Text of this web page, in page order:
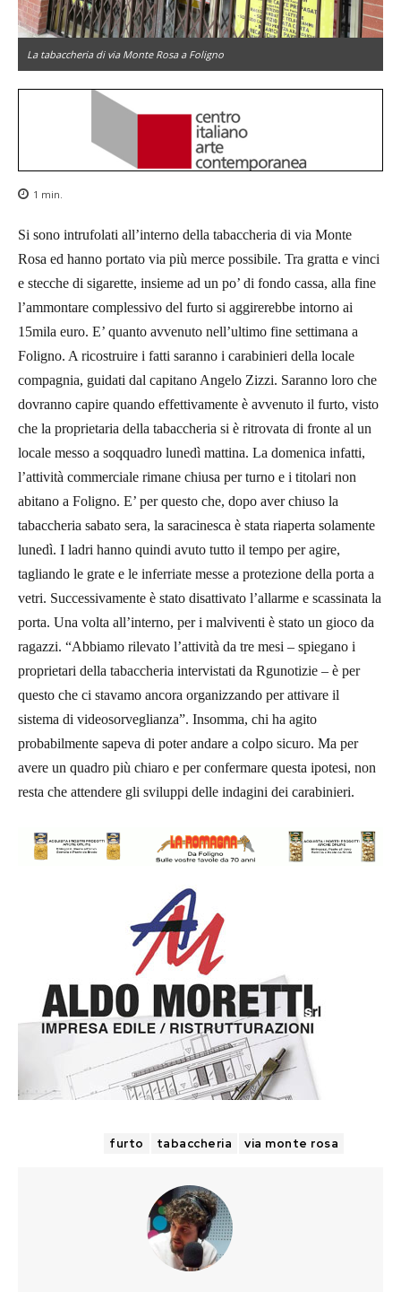
La tabaccheria di via Monte Rosa a Foligno
1 min.
Si sono intrufolati all’interno della tabaccheria di via Monte
Rosa ed hanno portato via più merce possibile. Tra gratta e vinci
e stecche di sigarette, insieme ad un po’ di fondo cassa, alla fine
l’ammontare complessivo del furto si aggirerebbe intorno ai
15mila euro. E’ quanto avvenuto nell’ultimo fine settimana a
Foligno. A ricostruire i fatti saranno i carabinieri della locale
compagnia, guidati dal capitano Angelo Zizzi. Saranno loro che
dovranno capire quando effettivamente è avvenuto il furto, visto
che la proprietaria della tabaccheria si è ritrovata di fronte al un
locale messo a soqquadro lunedì mattina. La domenica infatti,
l’attività commerciale rimane chiusa per turno e i titolari non
abitano a Foligno. E’ per questo che, dopo aver chiuso la
tabaccheria sabato sera, la saracinesca è stata riaperta solamente
lunedì. I ladri hanno quindi avuto tutto il tempo per agire,
tagliando le grate e le inferriate messe a protezione della porta a
vetri. Successivamente è stato disattivato l’allarme e scassinata la
porta. Una volta all’interno, per i malviventi è stato un gioco da
ragazzi. “Abbiamo rilevato l’attività da tre mesi – spiegano i
proprietari della tabaccheria intervistati da Rgunotizie – è per
questo che ci stavamo ancora organizzando per attivare il
sistema di videosorveglianza”. Insomma, chi ha agito
probabilmente sapeva di poter andare a colpo sicuro. Ma per
avere un quadro più chiaro e per confermare questa ipotesi, non
resta che attendere gli sviluppi delle indagini dei carabinieri.
furto tabaccheria via monte rosa